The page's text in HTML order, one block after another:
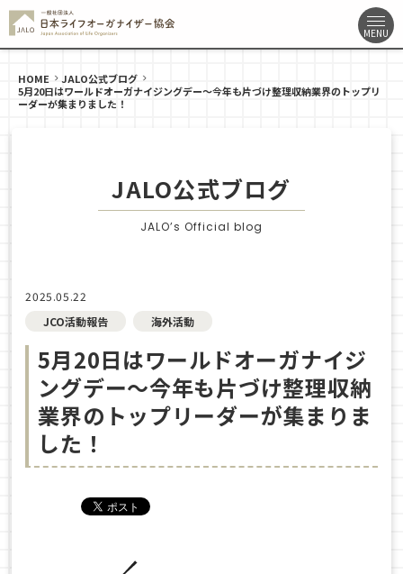
HOME
JALO公式ブログ
5月20日はワールドオーガナイジングデー〜今年も片づけ整理収納業界のトップリ
ーダーが集まりました！
JALO公式ブログ
JALO’s Official blog
2025.05.22
JCO活動報告
海外活動
5月20日はワールドオーガナイジ
ングデー〜今年も片づけ整理収納
業界のトップリーダーが集まりま
した！